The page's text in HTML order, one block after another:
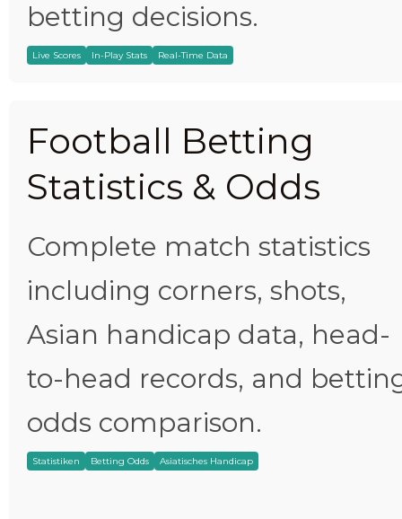
betting decisions.
Live Scores In-Play Stats Real-Time Data
Football Betting
Statistics & Odds
Complete match statistics
including corners, shots,
Asian handicap data, head-
to-head records, and
odds comparison.
Statistiken Betting Odds Asiatisches Handicap